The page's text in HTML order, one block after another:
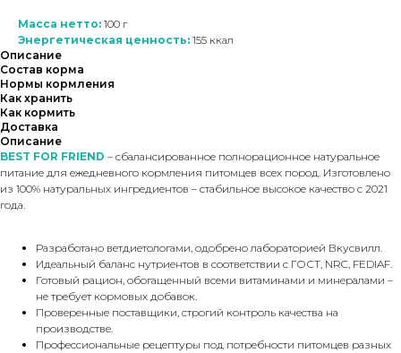
Масса нетто: 100 г
Энергетическая ценность: 155 ккал
Описание
Состав корма
Нормы кормления
Как хранить
Как кормить
Доставка
Описание
BEST FOR FRIEND – сбалансированное полнорационное натуральное
питание для ежедневного кормления питомцев всех пород. Изготовлено
из 100% натуральных ингредиентов – стабильное высокое качество с 2021
года.
Разработано ветдиетологами, одобрено лабораторией Вкусвилл.
Идеальный баланс нутриентов в соответствии с ГОСТ, NRC, FEDIAF.
Готовый рацион, обогащенный всеми витаминами и минералами –
не требует кормовых добавок.
Проверенные поставщики, строгий контроль качества на
производстве.
Профессиональные рецептуры под потребности питомцев разных